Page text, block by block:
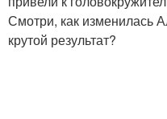
Смотри, как изменилась
крутой результат?